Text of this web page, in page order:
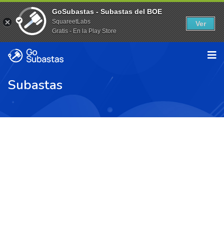
Subastas
GoSubastas - Subastas del BOE
SquareetLabs
Gratis - En la Play Store
Ver